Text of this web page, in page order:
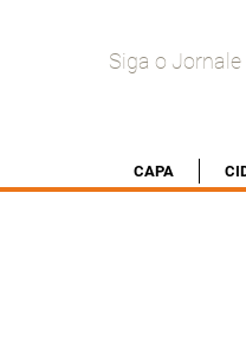
Siga o Jornale
CAPA